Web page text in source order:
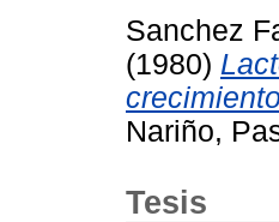
Sanchez
(1980)
Nariño,
Tesis